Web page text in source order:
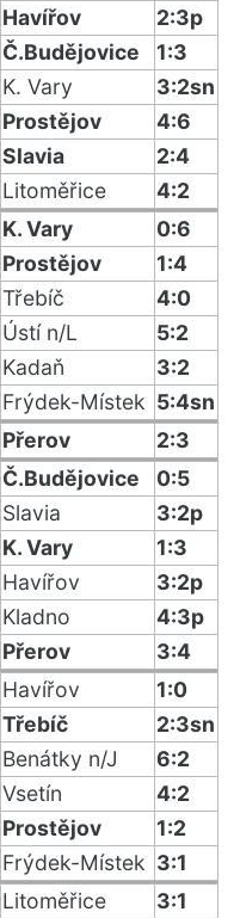
Havířov
2:3p
Č.Budějovice
1:3
K. Vary
3:2sn
Prostějov
4:6
Slavia
2:4
Litoměřice
4:2
K. Vary
0:6
Prostějov
1:4
Třebíč
4:0
Ústí n/L
5:2
Kadaň
3:2
Frýdek-Místek 5:4sn
Přerov
2:3
Č.Budějovice
0:5
Slavia
3:2p
K. Vary
1:3
Havířov
3:2p
Kladno
4:3p
Přerov
3:4
Havířov
1:0
Třebíč
2:3sn
Benátky n/J
6:2
Vsetín
4:2
Prostějov
1:2
Frýdek-Místek 3:1
Litoměřice
3:1